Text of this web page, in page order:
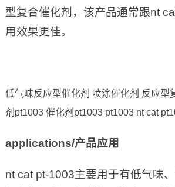
型复合催化剂，该产品通常跟nt
用效果更佳。
低气味反应型催化剂 喷涂催化剂 反应型
剂pt1003 催化剂pt1003 pt1003 nt cat
applications/产品应用
nt cat pt-1003主要用于有低气味